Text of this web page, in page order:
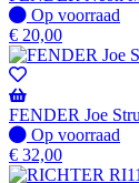
wanneer
beschikbaar
Op
voorraad
Op voorraad
€ 20,00
FENDER Joe
Op
voorraad
Op voorraad
€ 32,00